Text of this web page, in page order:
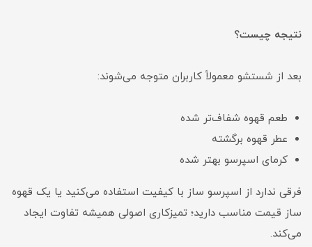
نتیجه چیست؟
بعد از شستشو معمولاً کاربران متوجه می‌شوند:
طعم قهوه شفاف‌تر شده
عطر قهوه برگشته
کرمای اسپرسو بهتر شده
فرقی ندارد از اسپرسو ساز با کیفیت استفاده می‌کنید یا یک قهوه
ساز قیمت مناسب دارید؛ تمیزکاری اصولی همیشه تفاوت ایجاد
می‌کند.